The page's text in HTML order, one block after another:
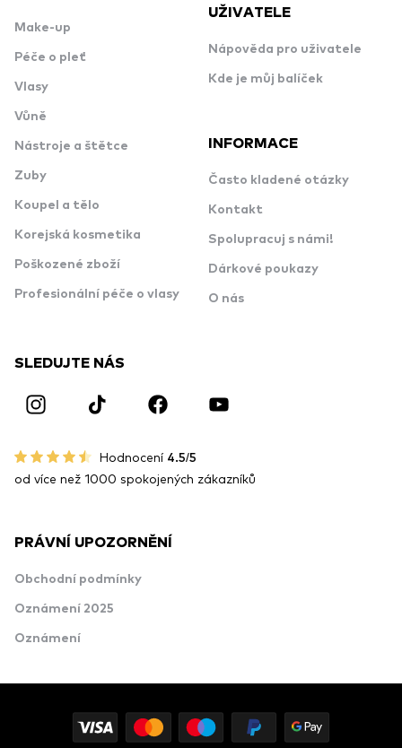
Make-up
Péče o pleť
Vlasy
Vůně
Nástroje a štětce
Zuby
Koupel a tělo
Korejská kosmetika
Poškozené zboží
Profesionální péče o vlasy
UŽIVATELE
Nápověda pro uživatele
Kde je můj balíček
INFORMACE
Často kladené otázky
Kontakt
Spolupracuj s námi!
Dárkové poukazy
O nás
SLEDUJTE NÁS
Hodnocení 4.5/5
od více než 1000 spokojených zákazníků
PRÁVNÍ UPOZORNĚNÍ
Obchodní podmínky
Oznámení 2025
Oznámení